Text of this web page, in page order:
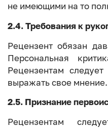
не имеющими на то
2.4. Требования к
Рецензент обязан
Персональная
Рецензентам
выражать свое мнение.
2.5. Признание
Рецензентам